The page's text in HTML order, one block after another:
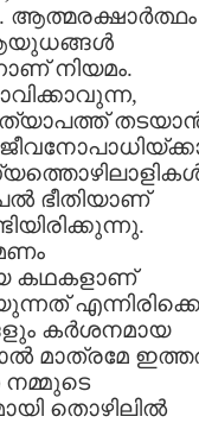
ആത്മരക്ഷാര്‍ത്ഥം
ആയുധങ്ങള്‍
നിയമം.
ഭീതിയാണ്
കഥകളാണ്
എന്നിരിക്കെ
കര്‍ശനമായ
മാത്രമേ
തൊഴിലില്‍